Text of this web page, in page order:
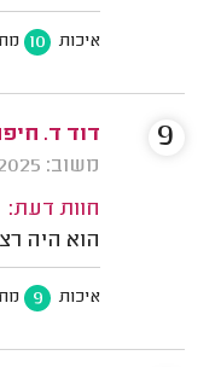
איכות 10
דוד ד.
משוב: 14/09/2025
חוות דעת:
הוא היה
איכות 9
9